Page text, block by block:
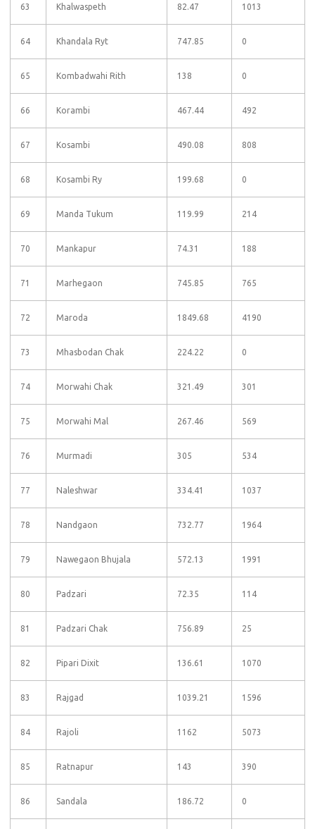
63 Khalwaspeth 82.47 1013
64 Khandala Ryt 747.85 0
65 Kombadwahi Rith 138 0
66 Korambi 467.44 492
67 Kosambi 490.08 808
68 Kosambi Ry 199.68 0
69 Manda Tukum 119.99 214
70 Mankapur 74.31 188
71 Marhegaon 745.85 765
72 Maroda 1849.68 4190
73 Mhasbodan Chak 224.22 0
74 Morwahi Chak 321.49 301
75 Morwahi Mal 267.46 569
76 Murmadi 305 534
77 Naleshwar 334.41 1037
78 Nandgaon 732.77 1964
79 Nawegaon Bhujala 572.13 1991
80 Padzari 72.35 114
81 Padzari Chak 756.89 25
82 Pipari Dixit 136.61 1070
83 Rajgad 1039.21 1596
84 Rajoli 1162 5073
85 Ratnapur 143 390
86 Sandala 186.72 0